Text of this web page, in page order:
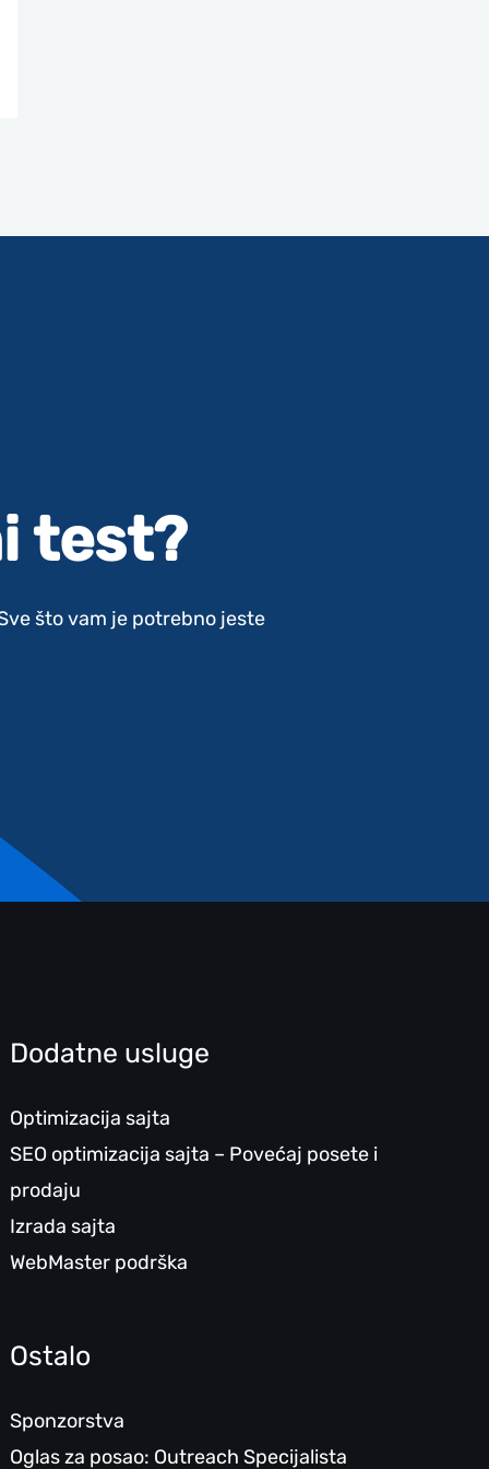
test?
što vam je potrebno jeste
Dodatne usluge
Optimizacija sajta
SEO optimizacija sajta – Povećaj posete i
prodaju
Izrada sajta
WebMaster podrška
Ostalo
Sponzorstva
Oglas za posao: Outreach Specijalista